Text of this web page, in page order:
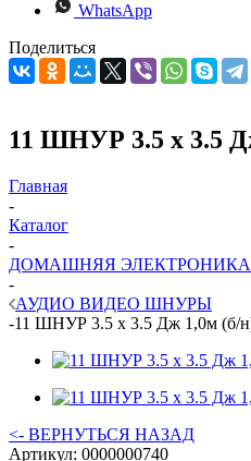
WhatsApp
Поделиться
11 ШНУР 3.5 х 3.5
Главная
-
Каталог
-
ДОМАШНЯЯ ЭЛЕКТРОНИКА
-
АУДИО ВИДЕО ШНУРЫ
-11 ШНУР 3.5 х 3.5 Дж 1,0м (б/
<- ВЕРНУТЬСЯ НАЗАД
Артикул: 0000000740